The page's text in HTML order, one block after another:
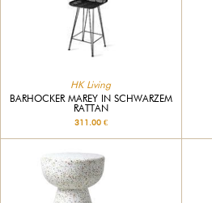
HK Living
BARHOCKER MAREY IN SCHWARZEM
RATTAN
311.00 €